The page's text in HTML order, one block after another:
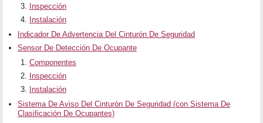
Inspección
Instalación
Indicador De Advertencia Del Cinturón De Seguridad
Sensor De Detección De Ocupante
Componentes
Inspección
Instalación
Sistema De Aviso Del Cinturón De Seguridad (con Sistema De
Clasificación De Ocupantes)